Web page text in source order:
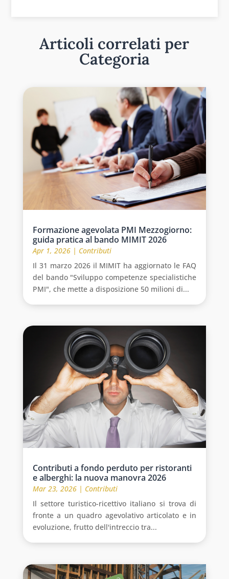
Articoli correlati per
Categoria
Formazione agevolata PMI Mezzogiorno:
guida pratica al bando MIMIT 2026
Apr 1, 2026| Contributi
Il 31 marzo 2026 il MIMIT ha aggiornato le FAQ
del bando "Sviluppo competenze specialistiche
PMI", che mette a disposizione 50 milioni di...
Contributi a fondo perduto per ristoranti
e alberghi: la nuova manovra 2026
Mar 23, 2026| Contributi
Il settore turistico-ricettivo italiano si trova di
fronte a un quadro agevolativo articolato e in
evoluzione, frutto dell'intreccio tra...